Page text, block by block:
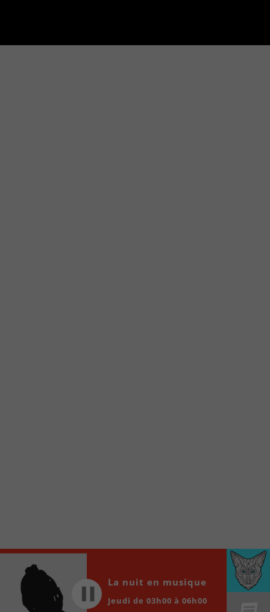
locale vous sont maintenant accessibles en un clic!
Audio
Player
00:00 00:00
La nuit en musique
Jeudi de 03h00 à 06h00